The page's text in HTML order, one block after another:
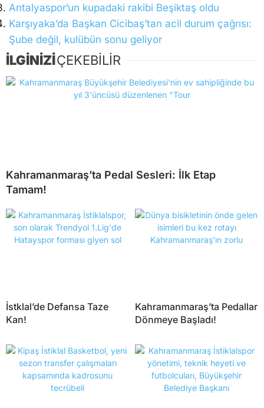
Antalyaspor’un kupadaki rakibi Beşiktaş oldu
Karşıyaka’da Başkan Cicibaş’tan acil durum çağrısı:
Şube değil, kulübün sonu geliyor
İLGİNİZİÇEKEBİLİR
Kahramanmaraş’ta Pedal Sesleri: İlk Etap
Tamam!
İstklal’de Defansa Taze
Kan!
Kahramanmaraş’ta Pedallar
Dönmeye Başladı!